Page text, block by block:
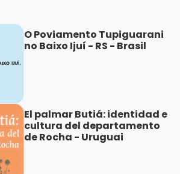
O Poviamento Tupiguarani
no Baixo Ijuí - RS - Brasil
El palmar Butiá: identidad e
cultura del departamento
de Rocha - Uruguai